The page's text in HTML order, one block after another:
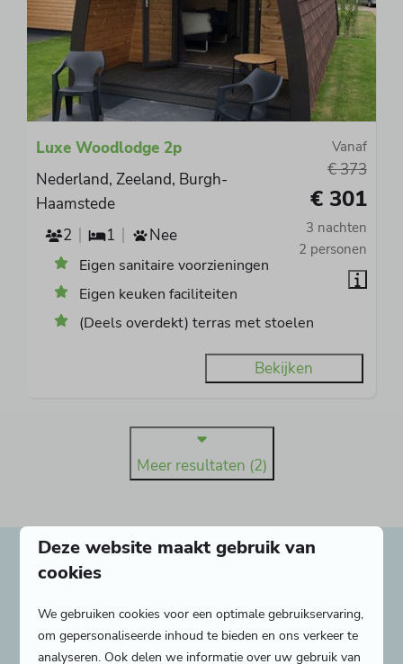
Vanaf
€ 373
€ 301
3 nachten
2 personen
Luxe Woodlodge 2p
Nederland, Zeeland, Burgh-
Haamstede
2
1 Nee
Eigen sanitaire voorzieningen
Eigen keuken faciliteiten
(Deels overdekt) terras met stoelen
Bekijken
Meer resultaten (2)
Heerlijk verblijven in
Burgh-Haamstede
Bij Camping Ginsterveld kies je uit verschillende
Deze website maakt gebruik van
cookies
We gebruiken cookies voor een optimale gebruikservaring,
om gepersonaliseerde inhoud te bieden en ons verkeer te
analyseren. Ook delen we informatie over uw gebruik van